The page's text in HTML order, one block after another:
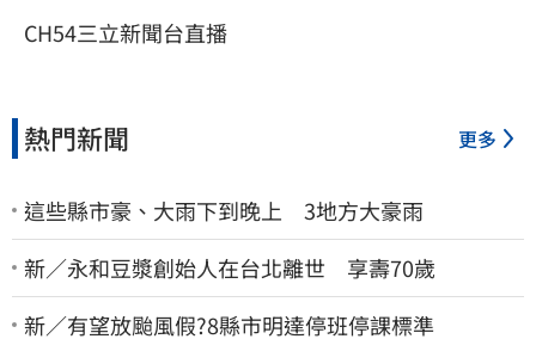
CH54三立新聞台直播
熱門新聞 更多
這些縣市豪、大雨下到晚上 3地方大豪雨
新／永和豆漿創始人在台北離世 享壽70歲
新／有望放颱風假?8縣市明達停班停課標準